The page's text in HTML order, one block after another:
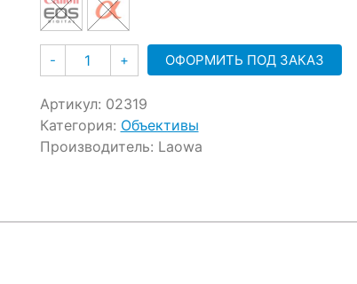
- Количество
+ ОФОРМИТЬ ПОД ЗАКАЗ
Артикул: 02319
Категория: Объективы
Производитель: Laowa